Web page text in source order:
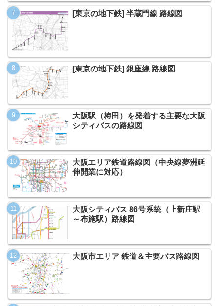
[東京の地下鉄] 半蔵門線 路線図
[東京の地下鉄] 銀座線 路線図
大阪駅（梅田）を発着する主要な大阪
シティバスの路線図
大阪エリア鉄道路線図（中央線夢洲延
伸開業に対応）
大阪シティバス 86号系統（上新庄駅
～布施駅）路線図
大阪市エリア 鉄道＆主要バス路線図